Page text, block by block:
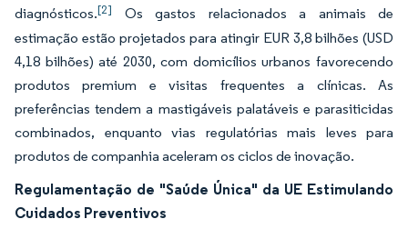
diagnósticos.[2]
Os gastos relacionados a animais de
estimação estão projetados para atingir EUR 3,8 bilhões (USD
4,18 bilhões) até 2030, com domicílios urbanos favorecendo
produtos premium e visitas frequentes a clínicas. As
preferências tendem a mastigáveis palatáveis e parasiticidas
combinados, enquanto vias regulatórias mais leves para
produtos de companhia aceleram os ciclos de inovação.
Regulamentação de "Saúde Única" da UE Estimulando
Cuidados Preventivos